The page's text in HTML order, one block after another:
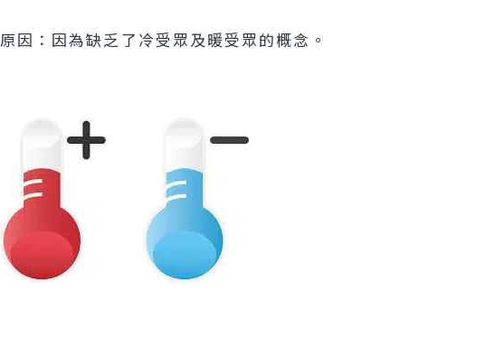
原因：因為缺乏了冷受眾及暖受眾的概念。